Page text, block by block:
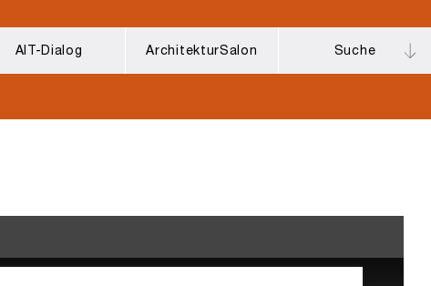
AIT-Dialog ArchitekturSalon Suche